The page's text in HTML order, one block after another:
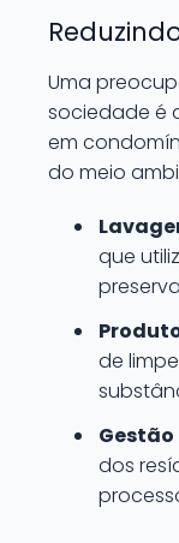
Uma
sociedade é
em
do meio
que
de
Gestão
dos